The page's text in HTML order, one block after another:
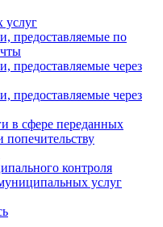
услуг
предоставляемые по
предоставляемые через
предоставляемые через
в сфере переданных
контроля
услуг